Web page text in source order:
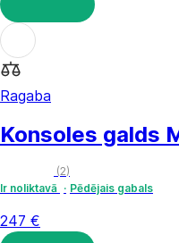
LIKT GROZĀ
Ragaba
Konsoles galds
(2)
Ir noliktavā
Pēdējais gabals
247 €